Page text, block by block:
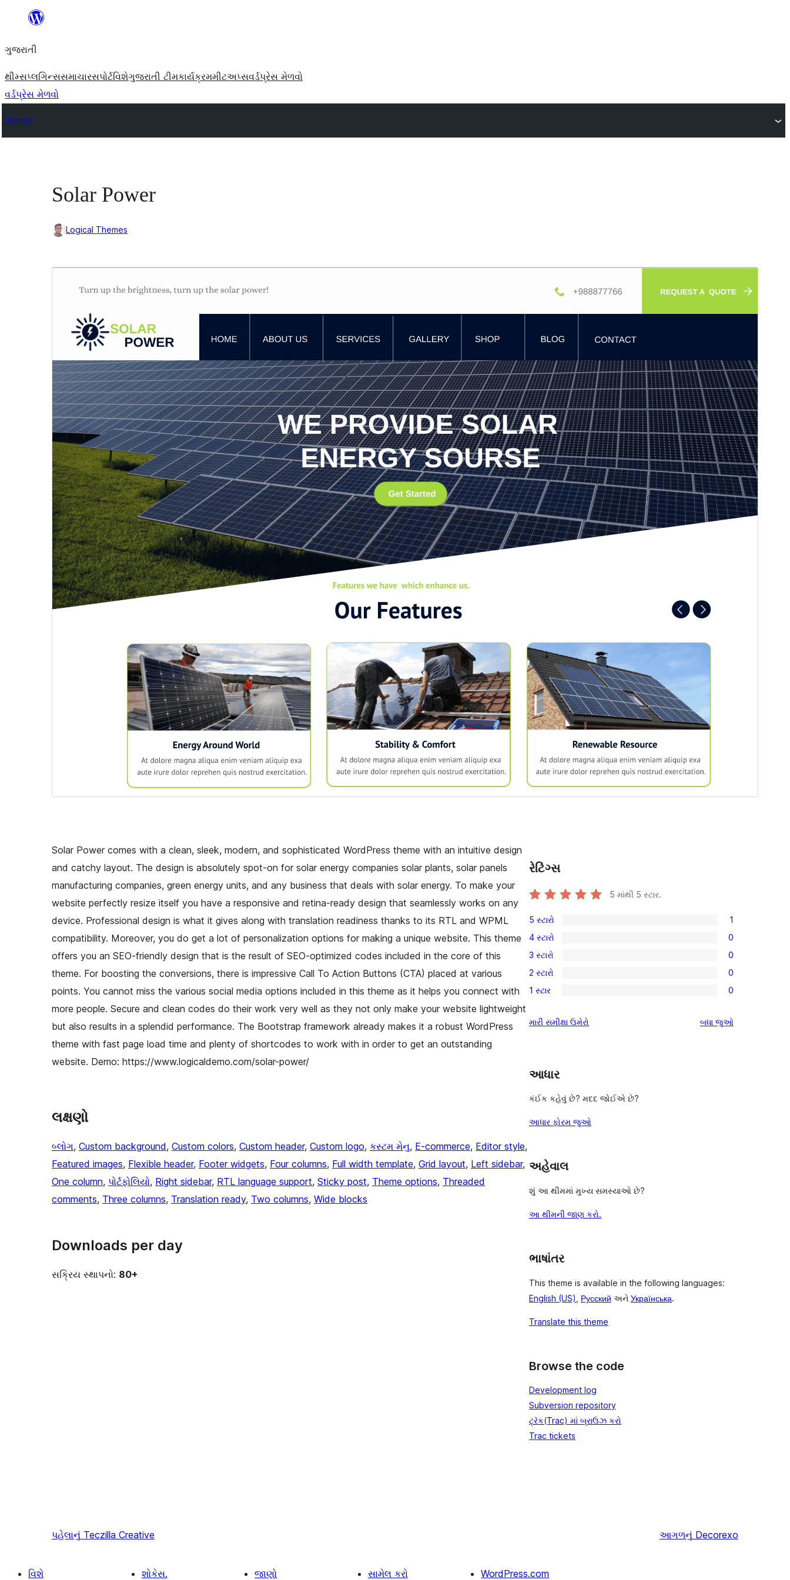
કંટેન્ટ(લખાણ)
જાઓ
ગુજરાતી
થીમ્સપ્લગિન્સસમાચારસપોર્ટવિશેગુજરાતી ટીમકાર્યક્રમમીટઅપ્સવર્ડપ્રેસ મેળવો
વર્ડપ્રેસ મેળવો
Themes
Solar Power
Logical Themes
છેલે અપડેટ થયેલું
જુલાઇ 7,2026
પીએચપી(PHP) આવૃતિ
Solar Power comes with a clean, sleek, modern, and sophisticated WordPress theme with an intuitive design
and catchy layout. The design is absolutely spot-on for solar energy companies solar plants, solar panels
manufacturing companies, green energy units, and any business that deals with solar energy. To make your
website perfectly resize itself you have a responsive and retina-ready design that seamlessly works on any
device. Professional design is what it gives along with translation readiness thanks to its RTL and WPML
compatibility. Moreover, you do get a lot of personalization options for making a unique website. This theme
offers you an SEO-friendly design that is the result of SEO-optimized codes included in the core of this
theme. For boosting the conversions, there is impressive Call To Action Buttons (CTA) placed at various
points. You cannot miss the various social media options included in this theme as it helps you connect with
more people. Secure and clean codes do their work very well as they not only make your website lightweight
but also results in a splendid performance. The Bootstrap framework already makes it a robust WordPress
theme with fast page load time and plenty of shortcodes to work with in order to get an outstanding
website. Demo: https://www.logicaldemo.com/solar-power/
લક્ષણો
બ્લોગ, Custom background, Custom colors, Custom header, Custom logo, કસ્ટમ મેનુ, E-commerce, Editor style
Featured images, Flexible header, Footer widgets, Four columns, Full width template, Grid layout, Left sidebar
One column, પોર્ટફોલિયો, Right sidebar, RTL language support, Sticky post, Theme options, Threaded
comments, Three columns, Translation ready, Two columns, Wide blocks
Downloads per day
સક્રિય સ્થાપનો: 80+
રેટિંગ્સ
5 માંથી 5 સ્ટાર.
1
5-
સ્ટાર
સમીક્ષા
5 સ્ટારો 1
0
4-
સ્ટાર
સમીક્ષાઓ
4 સ્ટારો 0
0
3-
સ્ટાર
3 સ્ટારો 0
0
2-
સમીક્ષાઓ
2 સ્ટારો 0
0
સ્ટાર
1 સ્ટાર 0
મારી સમીક્ષા ઉમેરો બધા સમીક્ષાઓ
જુઓ
આધાર
કંઈક કહેવું છે? મદદ જોઈએ છે?
આધાર ફોરમ જુઓ
અહેવાલ
શું આ થીમમાં મુખ્ય સમસ્યાઓ છે?
આ થીમની જાણ કરો.
ભાષાંતર
This theme is available in the following languages:
English (US)
Русский અને Українська.
Translate this theme
Browse the code
Development log
Subversion repository
ટ્રૅક(Trac) માં બ્રાઉઝ કરો
Trac tickets
પહેલાનું Teczilla Creative આગળનું Decorexo
વિશે શોકેસ. જાણો સામેલ કરો WordPress.com